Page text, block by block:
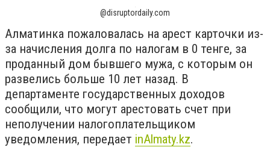
@disruptordaily.com
Алматинка пожаловалась на арест карточки из-
за начисления долга по налогам в 0 тенге, за
проданный дом бывшего мужа, с которым он
развелись больше 10 лет назад. В
департаменте государственных доходов
сообщили, что могут арестовать счет при
неполучении налогоплательщиком
уведомления, передает inAlmaty.kz.